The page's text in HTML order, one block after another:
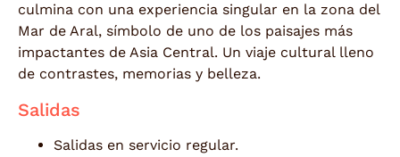
culmina con una experiencia singular en la zona del
Mar de Aral, símbolo de uno de los paisajes más
impactantes de Asia Central. Un viaje cultural lleno
de contrastes, memorias y belleza.
Salidas
Salidas en servicio regular.